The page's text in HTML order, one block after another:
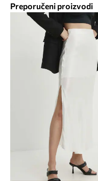
Preporučeni proizvodi